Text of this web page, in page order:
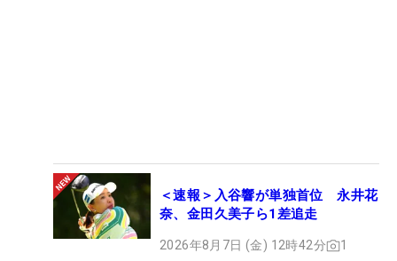
＜速報＞入谷響が単独首位 永井花
奈、金田久美子ら1差追走
2026年8月7日 (金) 12時42分 1